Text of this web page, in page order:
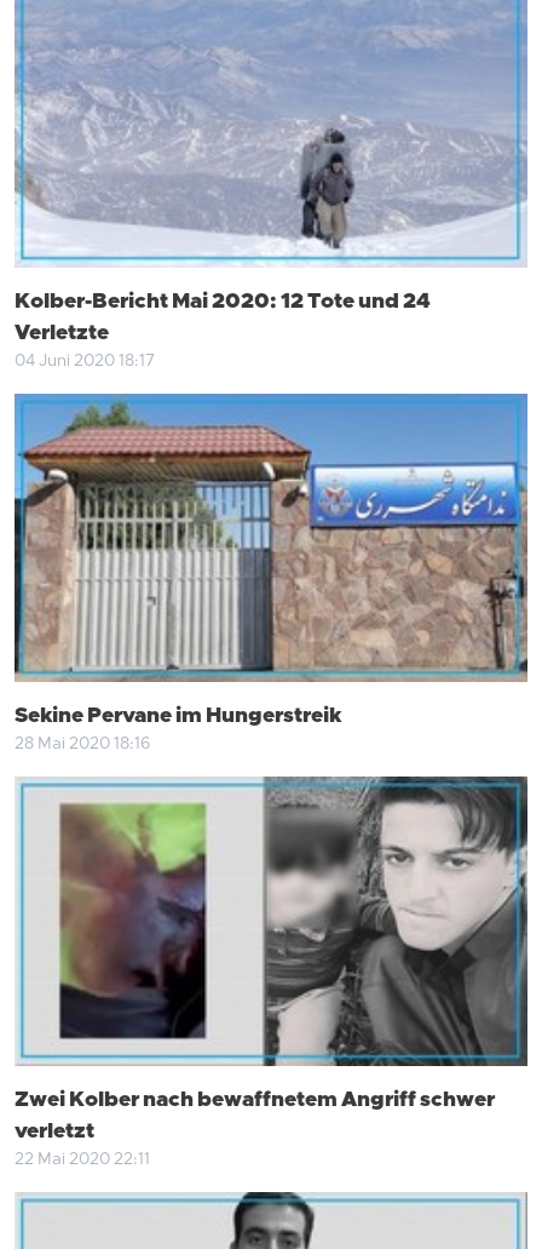
Kolber-Bericht Mai 2020: 12 Tote und 24
Verletzte
04 Juni 2020 18:17
Sekine Pervane im Hungerstreik
28 Mai 2020 18:16
Zwei Kolber nach bewaffnetem Angriff schwer
verletzt
22 Mai 2020 22:11